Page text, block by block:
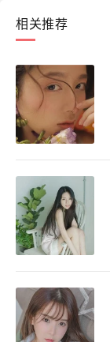
相关推荐